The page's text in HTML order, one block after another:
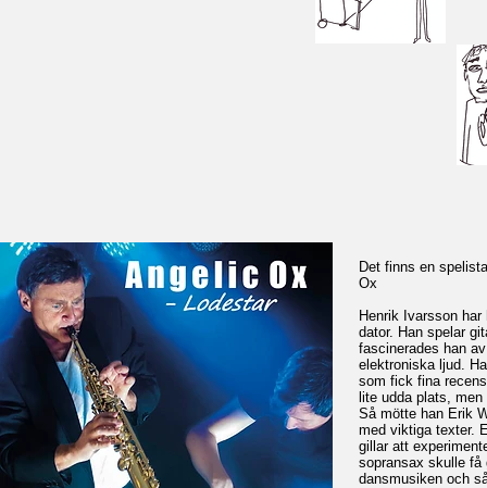
Det finns en
Ox
Henrik Ivarsson
dator. Han spelar
fascinerades han
elektroniska ljud.
som fick fina
lite udda plats,
Så mötte han Erik
med viktiga texter.
gillar att
sopransax skulle få
dansmusiken och